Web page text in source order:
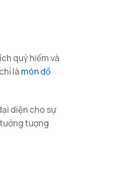
quý hiếm và
là món đồ
diện cho sự
tượng